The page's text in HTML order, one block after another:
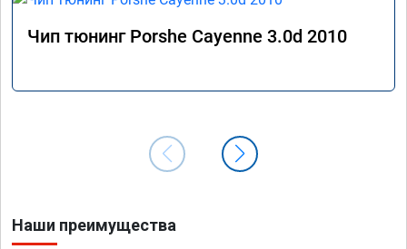
Чип тюнинг Porshe Cayenne 3.0d 2010
Наши преимущества